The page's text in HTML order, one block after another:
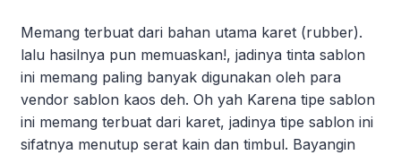
Memang terbuat dari bahan utama karet (rubber).
lalu hasilnya pun memuaskan!, jadinya tinta sablon
ini memang paling banyak digunakan oleh para
vendor sablon kaos deh. Oh yah Karena tipe sablon
ini memang terbuat dari karet, jadinya tipe sablon ini
sifatnya menutup serat kain dan timbul. Bayangin